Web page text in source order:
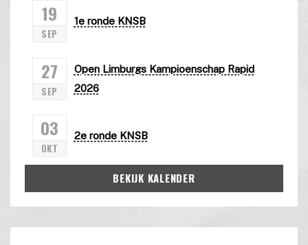
19
SEP
1e ronde KNSB
27
SEP
Open Limburgs Kampioenschap Rapid
2026
03
OKT
2e ronde KNSB
BEKIJK KALENDER